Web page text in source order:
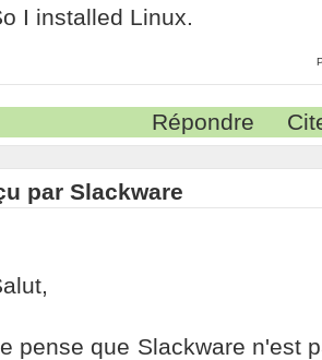
I installed Linux.
Répondre
par Slackware
pense que Slackware n'est